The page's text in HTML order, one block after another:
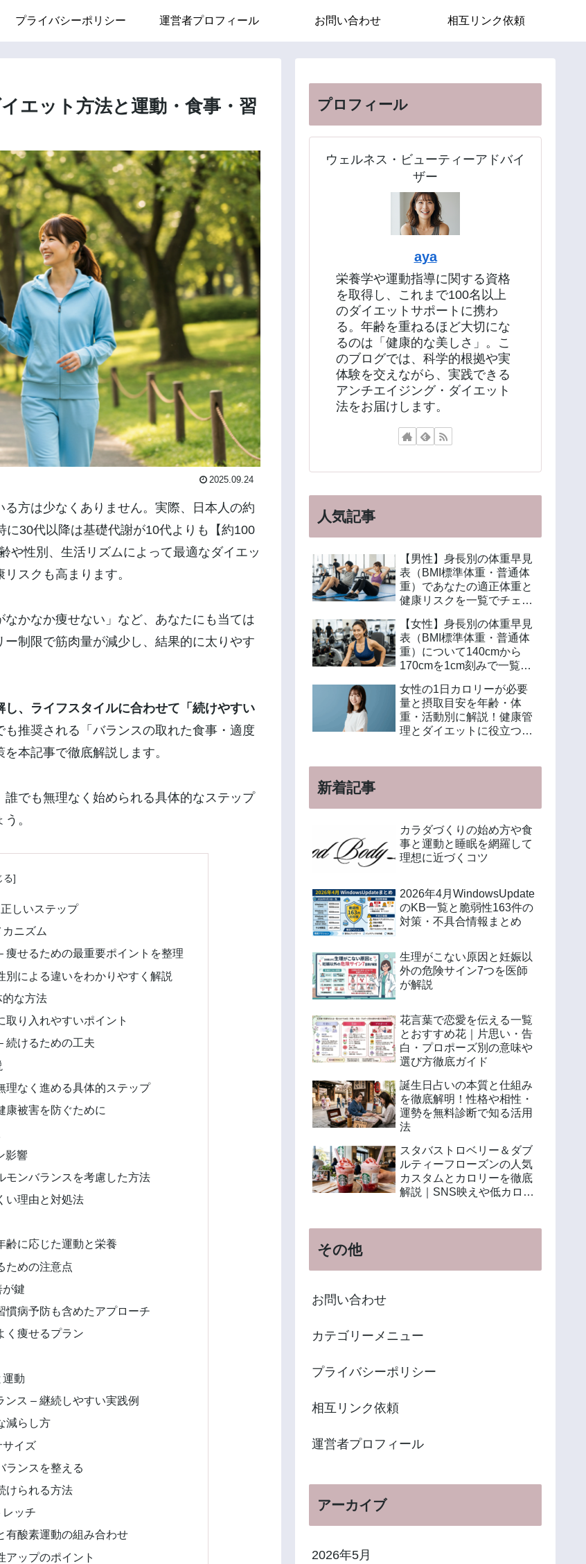
プライバシーポリシー 運営者プロフィール お問い合わせ 相互リンク依頼
エット方法と運動・食事・習
2025.09.24
る方は少なくありません。実際、日本人の約
に30代以降は基礎代謝が10代よりも【約100
や性別、生活リズムによって最適なダイエッ
スクも高まります。
なかなか痩せない」など、あなたにも当ては
制限で筋肉量が減少し、結果的に太りやす
、ライフスタイルに合わせて「続けやすい
も推奨される「バランスの取れた食事・適度
本記事で徹底解説します。
でも無理なく始められる具体的なステップ
。
しいステップ
ニズム
せるための最重要ポイントを整理
による違いをわかりやすく解説
な方法
り入れやすいポイント
続けるための工夫
理なく進める具体的ステップ
康被害を防ぐために
影響
モンバランスを考慮した方法
い理由と対処法
齢に応じた運動と栄養
ための注意点
鍵
慣病予防も含めたアプローチ
く痩せるプラン
動
ス – 継続しやすい実践例
減らし方
サイズ
ランスを整える
けられる方法
ッチ
有酸素運動の組み合わせ
アップのポイント
プロフィール
ウェルネス・ビューティーアドバイ
ザー
aya
栄養学や運動指導に関する資格
を取得し、これまで100名以上
のダイエットサポートに携わ
る。年齢を重ねるほど大切にな
るのは「健康的な美しさ」。こ
のブログでは、科学的根拠や実
体験を交えながら、実践できる
アンチエイジング・ダイエット
法をお届けします。
人気記事
【男性】身長別の体重早見
表（BMI標準体重・普通体
重）であなたの適正体重と
健康リスクを一覧でチェッ
【女性】身長別の体重早見
表（BMI標準体重・普通体
重）について140cmから
170cmを1cm刻みで一覧解
算方法も紹介
女性の1日カロリーが必要
量と摂取目安を年齢・体
重・活動別に解説！健康管
理とダイエットに役立つ計
新着記事
カラダづくりの始め方や食
事と運動と睡眠を網羅して
理想に近づくコツ
2026年4月WindowsUpdate
のKB一覧と脆弱性163件の
対策・不具合情報まとめ
生理がこない原因と妊娠以
外の危険サイン7つを医師
が解説
花言葉で恋愛を伝える一覧
とおすすめ花｜片思い・告
白・プロポーズ別の意味や
選び方徹底ガイド
誕生日占いの本質と仕組み
を徹底解明！性格や相性・
運勢を無料診断で知る活用
法
スタバストロベリー＆ダブ
ルティーフローズンの人気
カスタムとカロリーを徹底
解説｜SNS映えや低カロリ
その他
お問い合わせ
カテゴリーメニュー
プライバシーポリシー
相互リンク依頼
運営者プロフィール
アーカイブ
2026年5月